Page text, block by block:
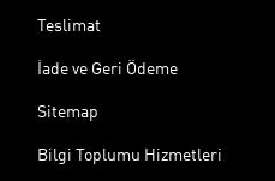
Teslimat
İade ve Geri Ödeme
Sitemap
Bilgi Toplumu Hizmetleri